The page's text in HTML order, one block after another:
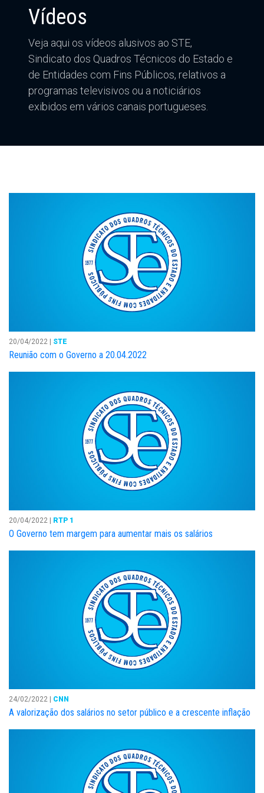
Vídeos
Veja aqui os vídeos alusivos ao STE,
Sindicato dos Quadros Técnicos do Estado e
de Entidades com Fins Públicos, relativos a
programas televisivos ou a noticiários
exibidos em vários canais portugueses.
20/04/2022 | STE
Reunião com o Governo a 20.04.2022
20/04/2022 | RTP 1
O Governo tem margem para aumentar mais os salários
24/02/2022 | CNN
A valorização dos salários no setor público e a crescente inflação